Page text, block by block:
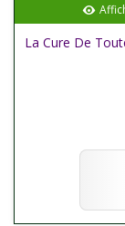
La Cure De